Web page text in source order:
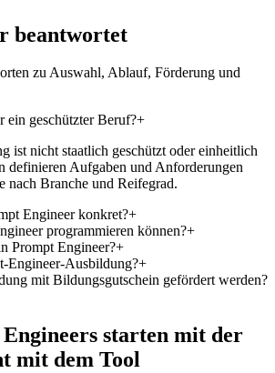
beantwortet
zu Auswahl, Ablauf, Förderung und
ein geschützter Beruf?+
ist nicht staatlich geschützt oder einheitlich
definieren Aufgaben und Anforderungen
nach Branche und Reifegrad.
Engineer konkret?+
programmieren können?+
Prompt Engineer?+
Engineer-Ausbildung?+
mit Bildungsgutschein gefördert werden?
starten mit der
mit dem Tool